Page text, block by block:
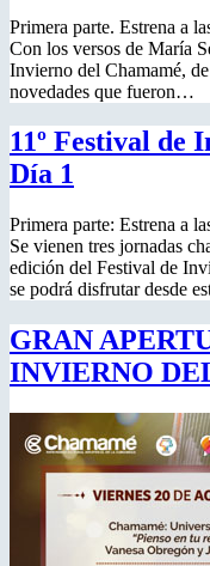
Primera parte. Estrena a
Con los versos de María
Invierno del Chamamé,
novedades que fueron…
11º Festival de
Día 1
Primera parte: Estrena a
Se vienen tres jornadas
edición del Festival de
se podrá disfrutar desde
GRAN
INVIERNO